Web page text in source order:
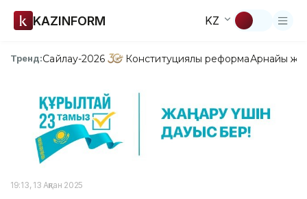
KAZINFORM KZ
Тренд:Сайлау-2026 Конституциялық реформаАрнайы
19:13, 13 Ақпан 2025